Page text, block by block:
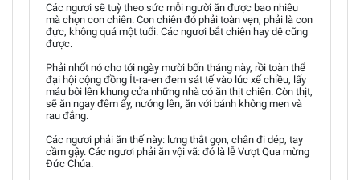
Các ngươi sẽ tuỳ theo sức mỗi người ăn được bao nhiêu
mà chọn con chiên. Con chiên đó phải toàn vẹn, phải là con
đực, không quá một tuổi. Các ngươi bắt chiên hay dê cũng
được.
Phải nhốt nó cho tới ngày mười bốn tháng này, rồi toàn thể
đại hội cộng đồng Ít-ra-en đem sát tế vào lúc xế chiều, lấy
máu bôi lên khung cửa những nhà có ăn thịt chiên. Còn thịt,
sẽ ăn ngay đêm ấy, nướng lên, ăn với bánh không men và
rau đắng.
Các ngươi phải ăn thế này: lưng thắt gọn, chân đi dép, tay
cầm gậy. Các ngươi phải ăn vội vã: đó là lễ Vượt Qua mừng
Đức Chúa.